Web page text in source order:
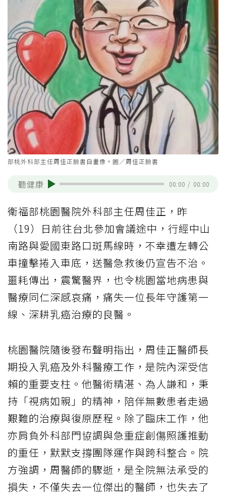
部桃外科部主任周佳正臉書自畫像。圖／周佳正臉書
聽健康 00:00 / 00:00
衛福部桃園醫院外科部主任周佳正，昨
（19）日前往台北參加會議途中，行經中山
南路與愛國東路口斑馬線時，不幸遭左轉公
車撞擊捲入車底，送醫急救後仍宣告不治。
噩耗傳出，震驚醫界，也令桃園當地病患與
醫療同仁深感哀痛，痛失一位長年守護第一
線、深耕乳癌治療的良醫。
桃園醫院隨後發布聲明指出，周佳正醫師長
期投入乳癌及外科醫療工作，是院內深受信
賴的重要支柱。他醫術精湛、為人謙和，秉
持「視病如親」的精神，陪伴無數患者走過
艱難的治療與復原歷程。除了臨床工作，他
亦肩負外科部門協調與急重症創傷照護推動
的重任，默默支撐團隊運作與跨科整合。院
方強調，周醫師的驟逝，是全院無法承受的
損失，不僅失去一位傑出的醫師，也失去了